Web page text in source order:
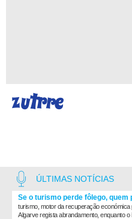
ÚLTIMAS NOTÍCIAS
Se o turismo perde fôlego,
turismo, motor da recuperação
Algarve regista abrandamento, enquanto o